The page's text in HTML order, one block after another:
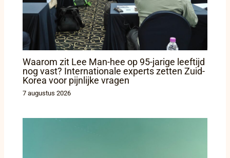
Waarom zit Lee Man-hee op 95-jarige leeftijd
nog vast? Internationale experts zetten Zuid-
Korea voor pijnlijke vragen
7 augustus 2026